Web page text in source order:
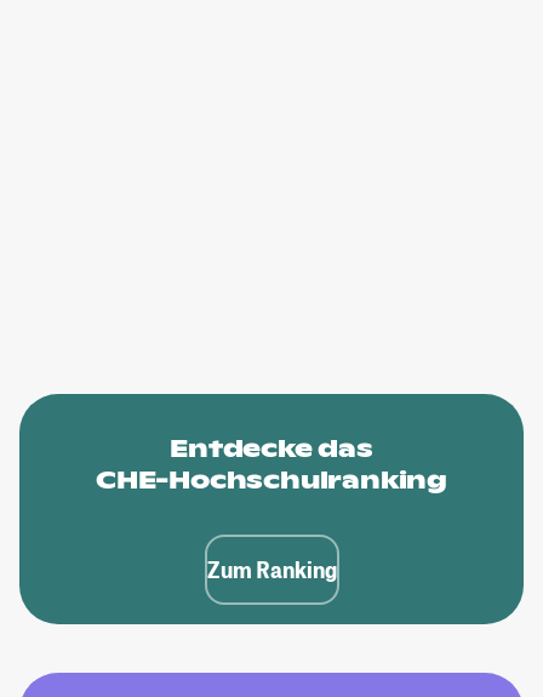
Entdecke das
CHE-Hochschulranking
Zum Ranking